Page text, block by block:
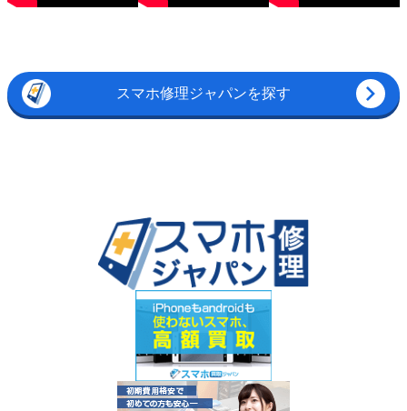
スマホ修理ジャパンを探す